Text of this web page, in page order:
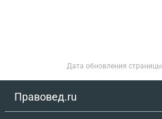
Дата обновления страницы
Правовед.ru